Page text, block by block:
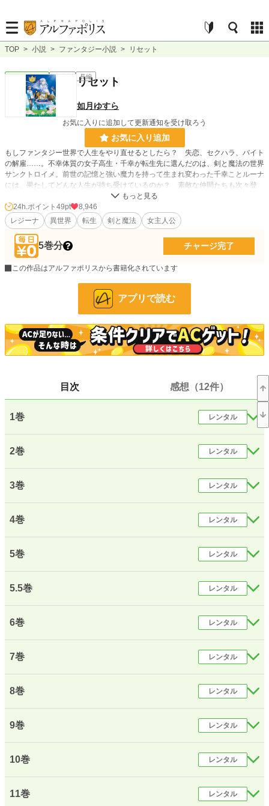
TOP > 小説 > ファンタジー小説 > リセット
ファンタジー 連載中 長編
リセット
如月ゆすら
お気に入りに追加して更新通知を受け取ろう
お気に入り追加
もしファンタジー世界で人生をやり直せるとしたら？ 失恋、セクハラ、バイト
の解雇……。不幸体質の女子高生・千幸が転生先に選んだのは、剣と魔法の世界
サンクトロイメ。前世の記憶と強い魔力を持って生まれ変わった千幸ことルーナ
には、果たしてどんな人生が待ち受けているのか？ 素敵な仲間たちも次々登
場。心弾むハートフル・ファンタジー！
小説 16,670 位 / 228,851 件
ファンタジー
お気に入り 3,499
49 pt
2,186,884
更新日時 2020.08.31 15:14
初回公開日時 2017.11.29 13:51
年間ポイント
累計ポイント 1,329,024 pt (4,395 位)
24h.ポイント 49pt
8,946
レジーナ
異世界 転生 剣と魔法 女主人公
5巻分 チャージ完了
この作品はアルファポリスから書籍化されています
アプリで読む
目次 感想（12件）
1巻 レンタル
2巻 レンタル
3巻 レンタル
4巻 レンタル
5巻 レンタル
5.5巻 レンタル
6巻 レンタル
7巻 レンタル
8巻 レンタル
9巻 レンタル
10巻 レンタル
11巻 レンタル